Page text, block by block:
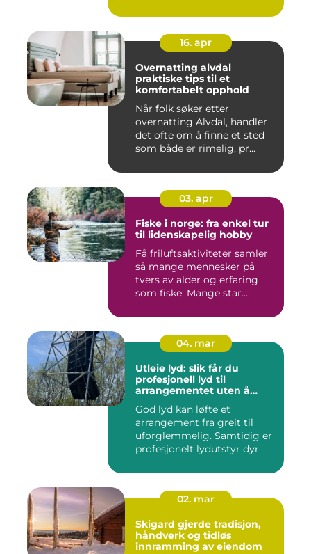
16. apr
Overnatting alvdal
praktiske tips til et
komfortabelt opphold
Når folk søker etter
overnatting Alvdal, handler
det ofte om å finne et sted
som både er rimelig, pr...
03. apr
Fiske i norge: fra enkel tur
til lidenskapelig hobby
Få friluftsaktiviteter samler
så mange mennesker på
tvers av alder og erfaring
som fiske. Mange star...
04. mar
Utleie lyd: slik får du
profesjonell lyd til
arrangementet uten å
God lyd kan løfte et
arrangement fra greit til
uforglemmelig. Samtidig er
profesjonelt lydutstyr dyr...
02. mar
Skigard gjerde tradisjon,
håndverk og tidløs
innramming av eiendom